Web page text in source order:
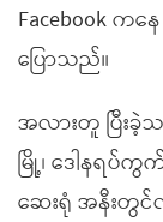
Facebook
ပြောသည်။
အလားတူ ပြီး
မြို့၊ ဒေါနရပ်ကွ
ဆေးရုံ အနီးတွင်